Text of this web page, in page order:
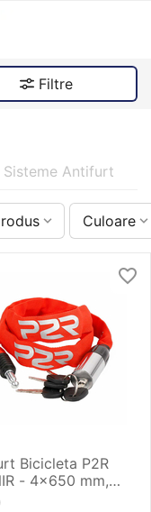
Filtre
Sisteme Antifurt
Culoare
Bicicleta P2R
- 4x650 mm,